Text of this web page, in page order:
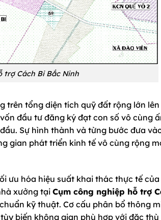
trợ Cách Bi Bắc Ninh
trên tổng diện tích quỹ đất rộng lớn
đầu tư đăng ký đạt con số vô cùng
Sự hình thành và từng bước đưa
gian phát triển kinh tế vô cùng rộng
ưu hóa hiệu suất khai thác thực tế của
xưởng tại Cụm công nghiệp hỗ trợ
kỹ thuật. Cơ cấu phân bổ thông
biến không gian phù hợp với đặc thù